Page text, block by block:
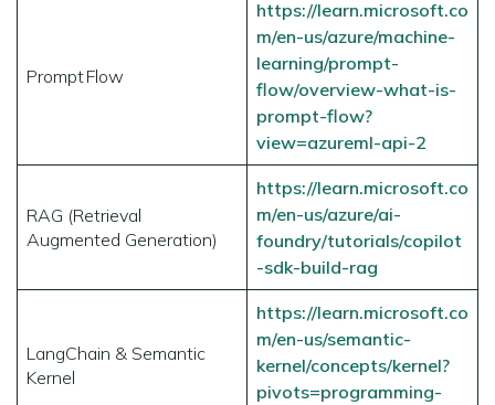
Prompt Flow
https://learn.microsoft.co
m/en-us/azure/machine-
learning/prompt-
flow/overview-what-is-
prompt-flow?
view=azureml-api-2
RAG (Retrieval
Augmented Generation)
https://learn.microsoft.co
m/en-us/azure/ai-
foundry/tutorials/copilot
-sdk-build-rag
LangChain & Semantic
Kernel
https://learn.microsoft.co
m/en-us/semantic-
kernel/concepts/kernel?
pivots=programming-